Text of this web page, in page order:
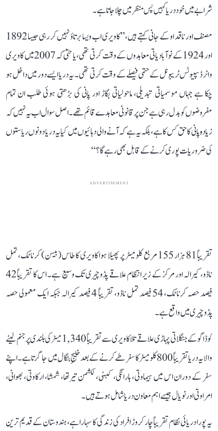
شرابے میں خود دریا کہیں پس منظر میں چلا جاتا ہے۔
مصنف اور ناقد او کے جانی کہتے ہیں، ’’کاویری اب ویسا برتاؤ نہیں کر رہی جیسا 1892
اور 1924 کے نوآبادیاتی معاہدوں کے وقت کرتی تھی، یا حتیٰ کہ 2007 میں کاویری
واٹر ڈسپیوٹس ٹریبونل کے حتمی فیصلے کے وقت کرتی تھی۔ یہ دریا ایسے دور میں داخل ہو
چکا ہے جہاں موسمیاتی تبدیلی، ماحولیاتی بگاڑ اور پانی کی بڑھتی ہوئی طلب ان تمام
مفروضوں کو بدل رہی ہے جن پر قانونی معاہدے قائم تھے۔ اصل سوال اب یہ نہیں کہ
زیادہ پانی کا حق کس کا ہے، بلکہ یہ ہے کہ آنے والی دہائیوں میں کیا یہ دریا دونوں ریاستوں
کی ضروریات پوری کرنے کے قابل بھی رہے گا؟‘‘
ADVERTISEMENT
تقریباً 81 ہزار 155 مربع کلومیٹر پر پھیلا ہوا کاویری کا طاس (بیسن) کرناٹک، تمل
ناڈو، کیرالہ اور مرکز کے زیر انتظام علاقے پڈوچیری تک وسیع ہے۔ اس کا تقریباً 42
فیصد حصہ کرناٹک، 54 فیصد تمل ناڈو، تقریباً 4 فیصد کیرالہ جبکہ ایک معمولی حصہ
پڈوچیری میں واقع ہے۔
کوڈاگو کے جنگلاتی پہاڑی علاقے تلاکاویری سے تقریباً 1,340 میٹر کی بلندی پر جنم لینے
والا یہ دریا تقریباً 800 کلومیٹر کا سفر طے کرنے کے بعد خلیجِ بنگال میں جا گرتا ہے۔ اپنے
سفر کے دوران اس میں ہیماوتی، ہارانگی، کبنی، لکشمن تیرتھا، شمشا، ارکاوتی، بھوانی،
امراوتی اور نویال جیسے اہم معاون دریا شامل ہوتے ہیں۔
یہ پورا دریائی نظام تقریباً چار کروڑ افراد کی زندگی کا سہارا ہے، ہندوستان کے قدیم ترین